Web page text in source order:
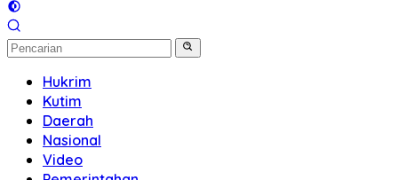
Hukrim
Kutim
Daerah
Nasional
Video